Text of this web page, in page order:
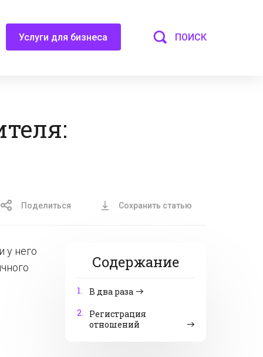
Услуги для бизнеса ПОИСК
Поделиться Сохранить статью
Содержание
1.
В два раза
2.
Регистрация
отношений
у него